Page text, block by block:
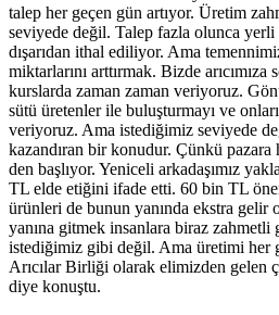
talep her geçen gün artıyor. Üretim
seviyede değil. Talep fazla olunca
dışarıdan ithal ediliyor. Ama
miktarlarını arttırmak. Bizde
kurslarda zaman zaman veriyoruz.
sütü üretenler ile buluşturmayı ve
veriyoruz. Ama istediğimiz seviyede
kazandıran bir konudur. Çünkü
den başlıyor. Yeniceli arkadaşımız
TL elde etiğini ifade etti. 60 bin TL
ürünleri de bunun yanında ekstra gelir
yanına gitmek insanlara biraz zahmetli
istediğimiz gibi değil. Ama üretimi her
Arıcılar Birliği olarak elimizden gelen
diye konuştu.